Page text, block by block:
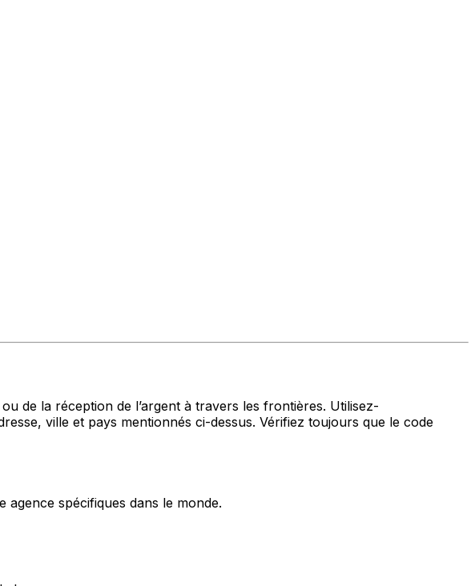
de la réception de l’argent à travers les frontières. Utilisez-
ville et pays mentionnés ci-dessus. Vérifiez toujours que le code
spécifiques dans le monde.